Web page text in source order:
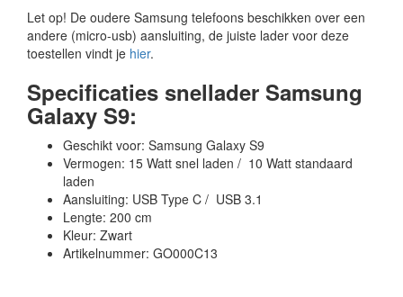
Let op! De oudere Samsung telefoons beschikken over een
andere (micro-usb) aansluiting, de juiste lader voor deze
toestellen vindt je hier.
Specificaties snellader Samsung
Galaxy S9:
Geschikt voor: Samsung Galaxy S9
Vermogen: 15 Watt snel laden / 10 Watt standaard
laden
Aansluiting: USB Type C / USB 3.1
Lengte: 200 cm
Kleur: Zwart
Artikelnummer: GO000C13